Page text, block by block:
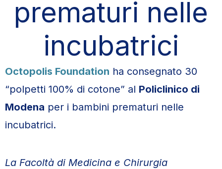
prematuri nelle
incubatrici
Octopolis Foundation ha consegnato 30
“polpetti 100% di cotone” al Policlinico di
Modena per i bambini prematuri nelle
incubatrici.
La Facoltà di Medicina e Chirurgia